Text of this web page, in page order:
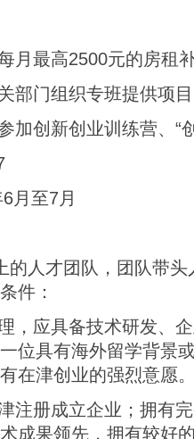
月最高2500元的房租
部门组织专班提供项
加创新创业训练营、“
月至7月
的人才团队，团队带
件：
，应具备技术研发、
位具有海外留学背景
在津创业的强烈意愿
注册成立企业；拥有
成果领先，拥有较好